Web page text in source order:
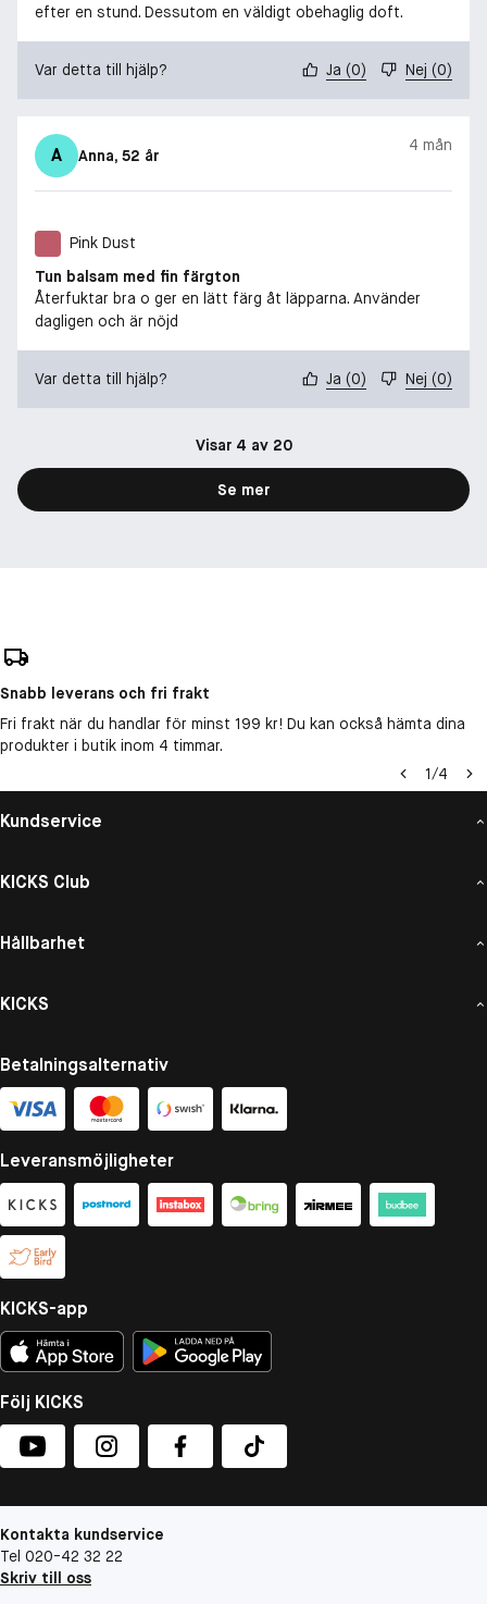
efter en stund. Dessutom en väldigt obehaglig doft.
Var detta till hjälp? Ja (0) Nej (0)
A Anna, 52 år
4 mån
Pink Dust
Tun balsam med fin färgton
Återfuktar bra o ger en lätt färg åt läpparna. Använder
dagligen och är nöjd
Var detta till hjälp? Ja (0) Nej (0)
Visar 4 av 20
Se mer
Snabb leverans och fri frakt
Fri frakt när du handlar för minst 199 kr! Du kan också hämta dina
produkter i butik inom 4 timmar.
1/4
Kundservice
KICKS Club
Hållbarhet
KICKS
Betalningsalternativ
Leveransmöjligheter
KICKS-app
Följ KICKS
Kontakta kundservice
Tel 020-42 32 22
Skriv till oss